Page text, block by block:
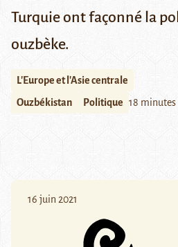
Turquie ont façonné la
ouzbèke.
L'Europe et l'Asie centrale
Ouzbékistan
Politique 18 minutes
16 juin 2021